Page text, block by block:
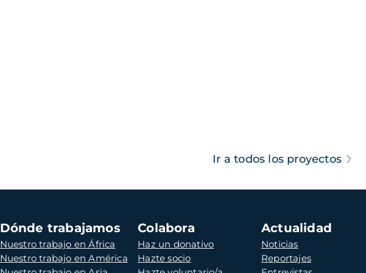
Ir a todos los proyectos
Dónde trabajamos
Nuestro trabajo en África
Nuestro trabajo en América
Colabora
Haz un donativo
Hazte socio
Actualidad
Noticias
Reportajes